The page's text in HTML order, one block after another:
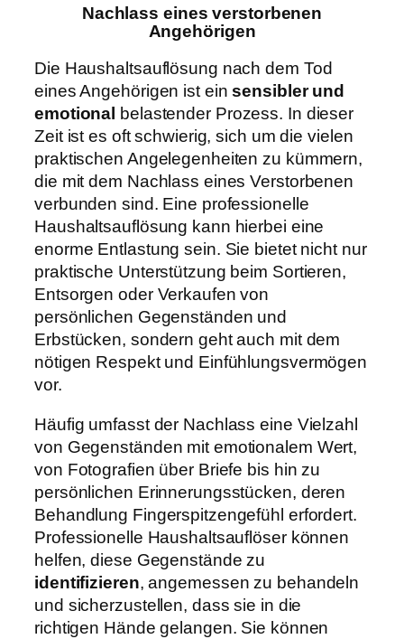
Nachlass eines verstorbenen
Angehörigen
Die Haushaltsauflösung nach dem Tod
eines Angehörigen ist einsensibler und
emotional belastender Prozess. In dieser
Zeit ist es oft schwierig, sich um die vielen
praktischen Angelegenheiten zu kümmern,
die mit dem Nachlass eines Verstorbenen
verbunden sind. Eine professionelle
Haushaltsauflösung kann hierbei eine
enorme Entlastung sein. Sie bietet nicht nur
praktische Unterstützung beim Sortieren,
Entsorgen oder Verkaufen von
persönlichen Gegenständen und
Erbstücken, sondern geht auch mit dem
nötigen Respekt und Einfühlungsvermögen
vor.
Häufig umfasst der Nachlass eine Vielzahl
von Gegenständen mit emotionalem Wert,
von Fotografien über Briefe bis hin zu
persönlichen Erinnerungsstücken, deren
Behandlung Fingerspitzengefühl erfordert.
Professionelle Haushaltsauflöser können
helfen, diese Gegenstände zu
identifizieren, angemessen zu behandeln
und sicherzustellen, dass sie in die
richtigen Hände gelangen. Sie können